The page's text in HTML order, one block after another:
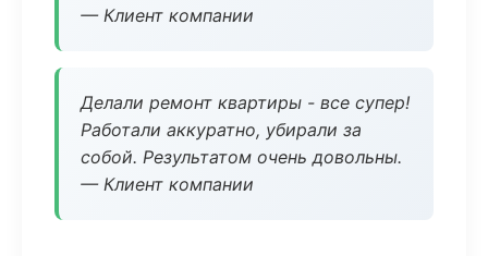
— Клиент компании
Делали ремонт квартиры - все супер!
Работали аккуратно, убирали за
собой. Результатом очень довольны.
— Клиент компании